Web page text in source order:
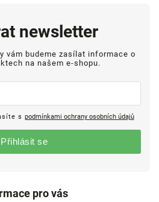
pro vás
newsletter
vám budeme zasílat informace o
na našem e-shopu.
s podmínkami ochrany osobních údajů
Přihlásit se